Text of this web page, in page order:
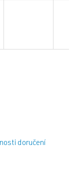
doručení